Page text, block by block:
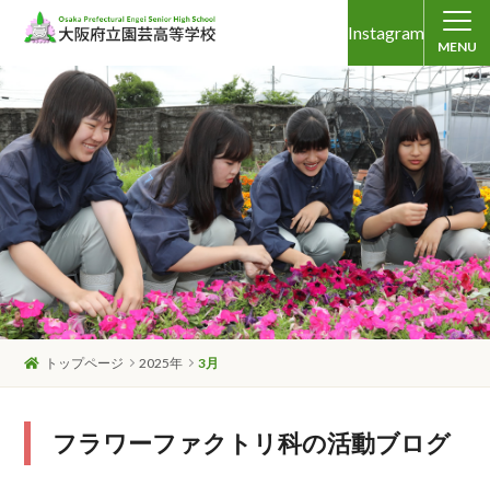
Instagram
MENU
トップページ 2025年 3月
フラワーファクトリ科の活動ブログ